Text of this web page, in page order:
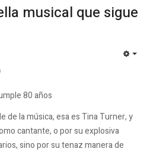
musical que sigue
80 años
de la música, esa es Tina Turner, y
cantante, o por su explosiva
sino por su tenaz manera de